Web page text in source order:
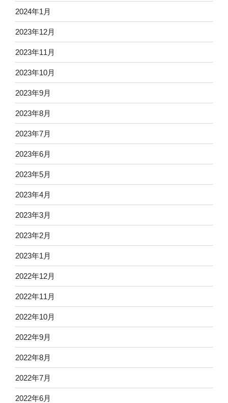
2024年1月
2023年12月
2023年11月
2023年10月
2023年9月
2023年8月
2023年7月
2023年6月
2023年5月
2023年4月
2023年3月
2023年2月
2023年1月
2022年12月
2022年11月
2022年10月
2022年9月
2022年8月
2022年7月
2022年6月